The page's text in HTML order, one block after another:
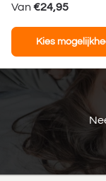
Van €24,95
Kies